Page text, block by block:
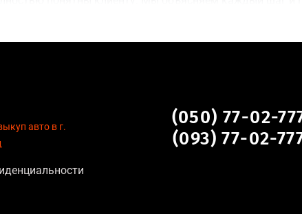
стоимости даже за авто после аварии или с
в г. Вышгород
для:
восстановление экономически нецелесообразно;
авто в г.
(050) 77-02-
(093) 77-02-